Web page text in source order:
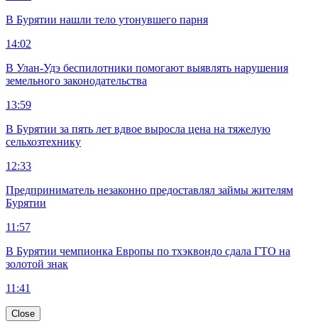
В Бурятии нашли тело утонувшего парня
14:02
В Улан-Удэ беспилотники помогают выявлять нарушения
земельного законодательства
13:59
В Бурятии за пять лет вдвое выросла цена на тяжелую
сельхозтехнику
12:33
Предприниматель незаконно предоставлял займы жителям
Бурятии
11:57
В Бурятии чемпионка Европы по тхэквондо сдала ГТО на
золотой знак
11:41
Close